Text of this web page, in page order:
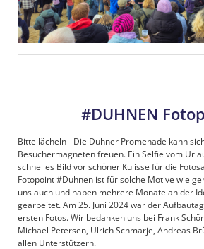
#DUHNEN
Bitte lächeln - Die Duhner Promenade kann
Besuchermagneten freuen. Ein Selfie vom
schnelles Bild vor schöner Kulisse für die
Fotopoint #Duhnen ist für solche Motive wie
uns auch und haben mehrere Monate an der
gearbeitet. Am 25. Juni 2024 war der
ersten Fotos. Wir bedanken uns bei Frank
Michael Petersen, Ulrich Schmarje, Andreas
allen Unterstützern.